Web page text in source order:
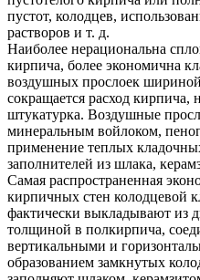
пустот, колодцев,
растворов и т. д.
Наиболее нерациональна
кирпича, более экономична
воздушных прослоек
сокращается расход кирпича,
штукатурка. Воздушные
минеральным войлоком,
применение теплых
заполнителей из шлака,
Самая распространенная
кирпичных стен колодцевой
фактически выкладывают из
толщиной в полкирпича,
вертикальными и
образованием замкнутых